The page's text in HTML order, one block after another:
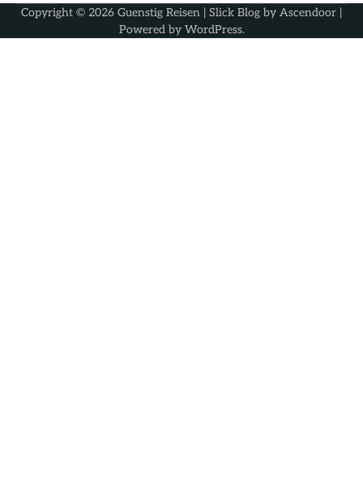
Copyright © 2026 Guenstig Reisen | Slick Blog by Ascendoor |
Powered by WordPress.